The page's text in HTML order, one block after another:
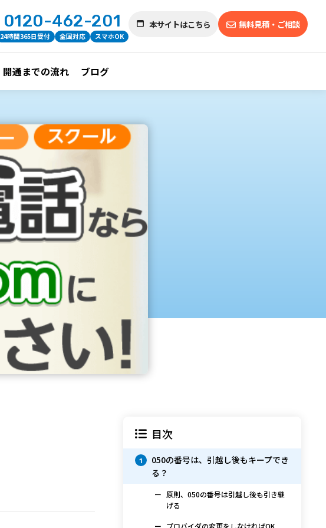
0120-462-201
24時間365日受付 全国対応 スマホOK
本サイトはこちら 無料見積・ご相談
開通までの流れ ブログ
目次
1
050の番号は、引越し後もキープでき
る？
原則、050の番号は引越し後も引き継
げる
プロバイダの変更をしなければOK